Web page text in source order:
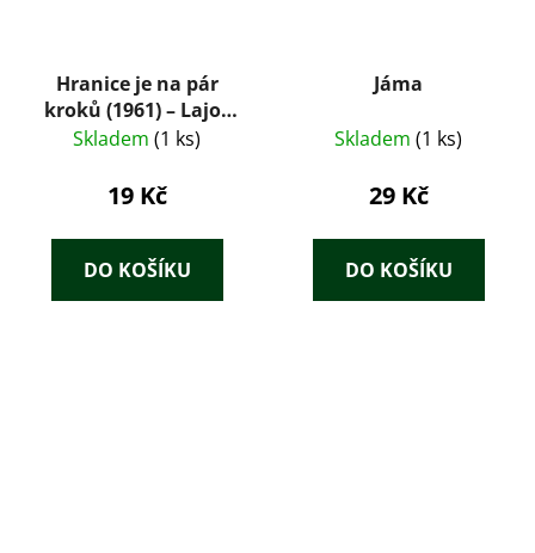
Hranice je na pár
kroků (1961) – Lajos
Mesterházi
Skladem (1 ks)
19 Kč
DO KOŠÍKU
Jáma
Skladem (1 ks)
29 Kč
DO KOŠÍKU